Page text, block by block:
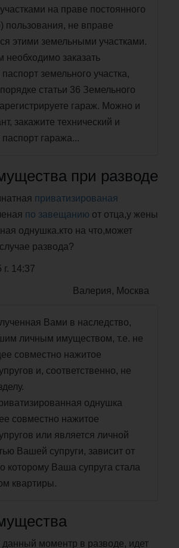
на праве постоянного
пользования, не вправе
этими земельными участками.
необходимо заказать
земельного участка,
статьи 36 Земельного
гараж. Можно и
закажите технический и
гаража...
при разводе
приватизированая
по завещанию от отца,у жены
однушка.кто на что,может
развода?
14:37
Валерия, Москва
Вами в наследство,
личным имуществом, т.е. не
совместно нажитое
и, соответственно, не
однушка
совместно нажитое
или является личной
Вашей супруги, зависит от
которому Ваша супруга стала
квартиры.
моментр в разводе, идет